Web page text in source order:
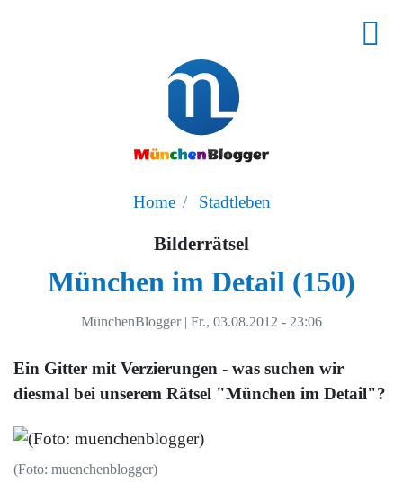
Home Stadtleben
Bilderrätsel
München im Detail (150)
MünchenBlogger | Fr., 03.08.2012 - 23:06
Ein Gitter mit Verzierungen - was suchen wir
diesmal bei unserem Rätsel "München im Detail"?
(Foto: muenchenblogger)